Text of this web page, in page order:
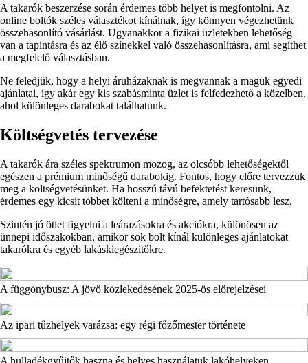
A takarók beszerzése során érdemes több helyet is megfontolni. Az
online boltók széles választékot kínálnak, így könnyen végezhetünk
összehasonlító vásárlást. Ugyanakkor a fizikai üzletekben lehetőség
van a tapintásra és az élő színekkel való összehasonlításra, ami segíthet
a megfelelő választásban.
Ne feledjük, hogy a helyi áruházaknak is megvannak a maguk egyedi
ajánlatai, így akár egy kis szabásminta üzlet is felfedezhető a közelben,
ahol különleges darabokat találhatunk.
Költségvetés tervezése
A takarók ára széles spektrumon mozog, az olcsóbb lehetőségektől
egészen a prémium minőségű darabokig. Fontos, hogy előre tervezzük
meg a költségvetésünket. Ha hosszú távú befektetést keresünk,
érdemes egy kicsit többet költeni a minőségre, amely tartósabb lesz.
Szintén jó ötlet figyelni a leárazásokra és akciókra, különösen az
ünnepi időszakokban, amikor sok bolt kínál különleges ajánlatokat
takarókra és egyéb lakáskiegészítőkre.
A függönybusz: A jövő közlekedésének 2025-ös előrejelzései
Az ipari tűzhelyek varázsa: egy régi főzőmester története
A hulladékgyűjtők haszna és helyes használatuk lakóhelyeken